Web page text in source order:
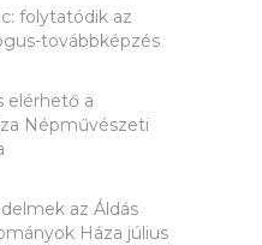
folytatódik az
továbbképzés
elérhető a
Népművészeti
az Áldás
Háza július